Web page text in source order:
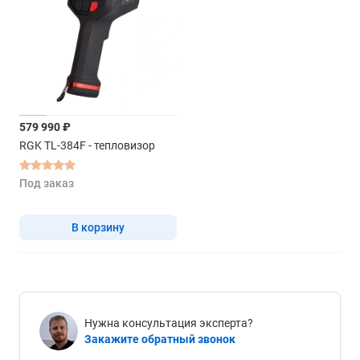
579 990 ₽
RGK TL-384F - тепловизор
Под заказ
В корзину
Нужна консультация эксперта?
Закажите обратный звонок